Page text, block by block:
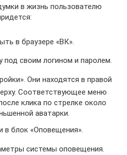
в жизнь пользователю
в браузере «ВК».
под своим логином и паролем.
Они находятся в правой
Соответствующее меню
клика по стрелке около
аватарки.
в блок «Оповещения».
системы оповещения.